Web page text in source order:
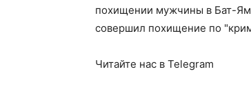
похищении мужчины в Бат-
совершил похищение по
Читайте нас в Telegram